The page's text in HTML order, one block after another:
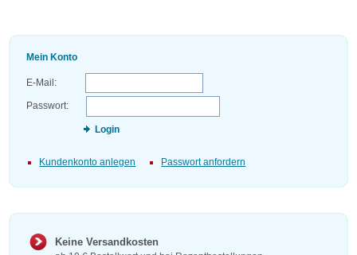
Mein Konto
E-Mail:
Passwort:
Login
Kundenkonto anlegen Passwort anfordern
Keine Versandkosten